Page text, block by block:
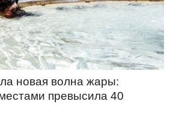
новая волна жары:
превысила 40